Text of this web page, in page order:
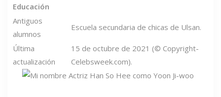
Educación
Antiguos
alumnos
Escuela secundaria de chicas de Ulsan.
Última
actualización
15 de octubre de 2021 (© Copyright-
Celebsweek.com).